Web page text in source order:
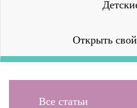
Открыть
Все статьи